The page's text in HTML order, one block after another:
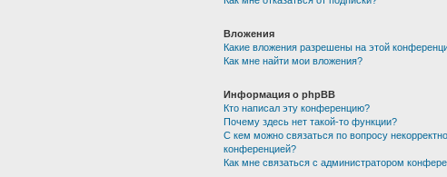
Вложения
Какие вложения разрешены на этой
Как мне найти мои вложения?
Информация о phpBB
Кто написал эту конференцию?
Почему здесь нет такой-то функции?
С кем можно связаться по вопросу
конференцией?
Как мне связаться с администратором